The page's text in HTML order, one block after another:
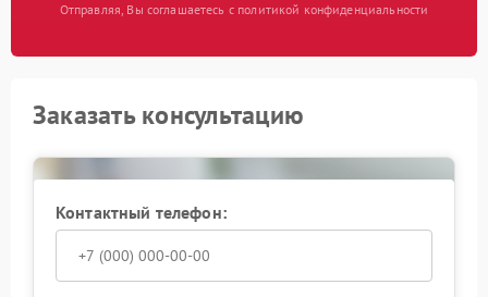
Отправляя, Вы соглашаетесь с политикой конфиденциальности
Заказать консультацию
Контактный телефон: